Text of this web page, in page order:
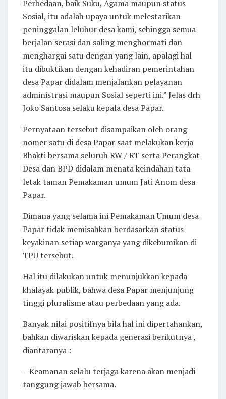
Perbedaan, baik Suku, Agama maupun status
Sosial, itu adalah upaya untuk melestarikan
peninggalan leluhur desa kami, sehingga semua
berjalan serasi dan saling menghormati dan
menghargai satu dengan yang lain, apalagi hal
itu dibuktikan dengan kehadiran pemerintahan
desa Papar didalam menjalankan pelayanan
administrasi maupun Sosial seperti ini.” Jelas drh
Joko Santosa selaku kepala desa Papar.
Pernyataan tersebut disampaikan oleh orang
nomer satu di desa Papar saat melakukan kerja
Bhakti bersama seluruh RW / RT serta Perangkat
Desa dan BPD didalam menata keindahan tata
letak taman Pemakaman umum Jati Anom desa
Papar.
Dimana yang selama ini Pemakaman Umum desa
Papar tidak memisahkan berdasarkan status
keyakinan setiap warganya yang dikebumikan di
TPU tersebut.
Hal itu dilakukan untuk menunjukkan kepada
khalayak publik, bahwa desa Papar menjunjung
tinggi pluralisme atau perbedaan yang ada.
Banyak nilai positifnya bila hal ini dipertahankan,
bahkan diwariskan kepada generasi berikutnya ,
diantaranya :
– Keamanan selalu terjaga karena akan menjadi
tanggung jawab bersama.